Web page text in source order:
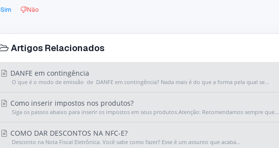
Sim Não
Artigos Relacionados
DANFE em contingência
O que é o modo de emissão de DANFE em contingência? Nada mais é do que a forma pela qual se...
Como inserir impostos nos produtos?
Siga os passos abaixo para inserir os impostos em seus produtos.Atenção: Recomendamos sempre que...
COMO DAR DESCONTOS NA NFC-E?
Desconto na Nota Fiscal Eletrônica. Você sabe como fazer? Esse é um assunto que acaba...